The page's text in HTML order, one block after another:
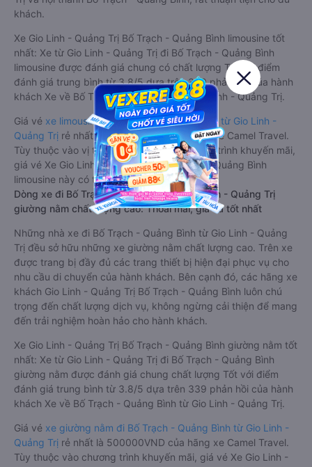
khách.
Xe Gio Linh - Quảng Trị Bố Trạch - Quảng Bình limousine tốt
nhất: Xe từ Gio Linh - Quảng Trị đi Bố Trạch - Quảng Bình
limousine được đánh giá chung có chất lượng Tốt với điểm
đánh giá trung bình từ 3.8/5 dựa trên 339 phản hồi của hành
khách Xe về Bố Trạch - Quảng Bình từ Gio Linh - Quảng Trị.
Giá vé xe limousine đi Bố Trạch - Quảng Bình từ Gio Linh -
Quảng Trị rẻ nhất là 500000VND của hãng xe Camel Travel.
Tùy thuộc vào vị trí ngồi của bạn và chương trình khuyến mãi,
giá vé Xe Gio Linh - Quảng Trị đi Bố Trạch - Quảng Bình
limousine này có thể sẽ rẻ hơn
Dòng xe đi Bố Trạch - Quảng Bình từ Gio Linh - Quảng Trị
giường nằm chất lượng cao: Thoải mái, giá cả tốt nhất
Những nhà xe đi Bố Trạch - Quảng Bình từ Gio Linh - Quảng
Trị đều sở hữu những xe giường nằm chất lượng cao. Trên xe
được trang bị đầy đủ các trang thiết bị hiện đại phục vụ cho
nhu cầu di chuyển của hành khách. Bên cạnh đó, các hãng xe
khách Gio Linh - Quảng Trị Bố Trạch - Quảng Bình luôn chú
trọng đến chất lượng dịch vụ, không ngừng cải thiện để mang
đến trải nghiệm hoàn hảo cho hành khách.
Xe Gio Linh - Quảng Trị Bố Trạch - Quảng Bình giường nằm tốt
nhất: Xe từ Gio Linh - Quảng Trị đi Bố Trạch - Quảng Bình
giường nằm được đánh giá chung chất lượng Tốt với điểm
đánh giá trung bình từ 3.8/5 dựa trên 339 phản hồi của hành
khách Xe về Bố Trạch - Quảng Bình từ Gio Linh - Quảng Trị.
Giá vé xe giường nằm đi Bố Trạch - Quảng Bình từ Gio Linh -
Quảng Trị rẻ nhất là 500000VND của hãng xe Camel Travel.
Tùy thuộc vào chương trình khuyến mãi, giá vé Xe Gio Linh -